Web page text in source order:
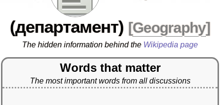
(департамент) [Geography]
The hidden information behind the Wikipedia page
Words that matter
The most important words from all discussions